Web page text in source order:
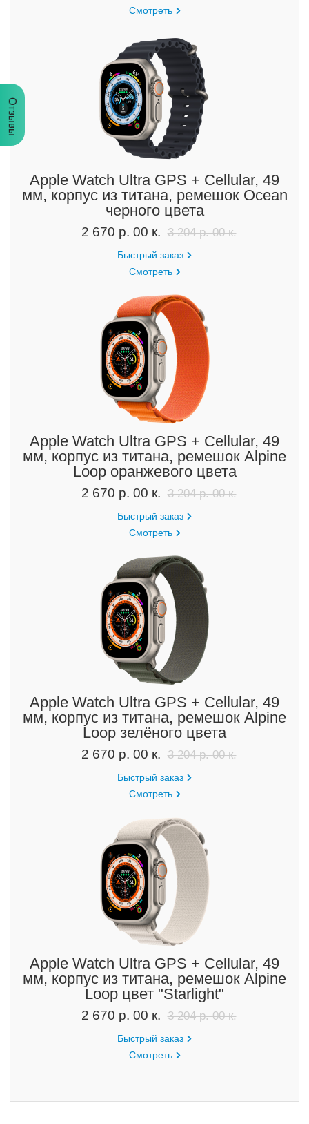
Смотреть
Apple Watch Ultra GPS + Cellular, 49
мм, корпус из титана, ремешок Ocean
черного цвета
2 670 р. 00 к. 3 204 р. 00 к.
Быстрый заказ
Смотреть
Apple Watch Ultra GPS + Cellular, 49
мм, корпус из титана, ремешок Alpine
Loop оранжевого цвета
2 670 р. 00 к. 3 204 р. 00 к.
Быстрый заказ
Смотреть
Apple Watch Ultra GPS + Cellular, 49
мм, корпус из титана, ремешок Alpine
Loop зелёного цвета
2 670 р. 00 к. 3 204 р. 00 к.
Быстрый заказ
Смотреть
Apple Watch Ultra GPS + Cellular, 49
мм, корпус из титана, ремешок Alpine
Loop цвет "Starlight"
2 670 р. 00 к. 3 204 р. 00 к.
Быстрый заказ
Смотреть
Отзывы